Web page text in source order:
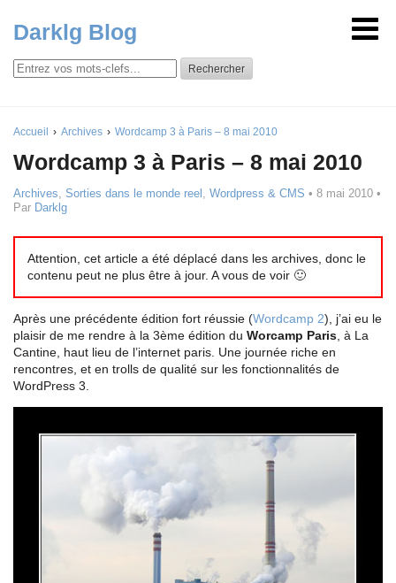
Darklg Blog
Rechercher
Accueil Archives Wordcamp 3 à Paris – 8 mai 2010
Wordcamp 3 à Paris – 8 mai 2010
Archives, Sorties dans le monde reel , Wordpress & CMS • 8 mai 2010 •
Par Darklg
Attention, cet article a été déplacé dans les archives, donc le
contenu peut ne plus être à jour. A vous de voir 🙂
Après une précédente édition fort réussie (Wordcamp 2), j’ai eu le
plaisir de me rendre à la 3ème édition du Worcamp Paris , à La
Cantine, haut lieu de l’internet paris. Une journée riche en
rencontres, et en trolls de qualité sur les fonctionnalités de
WordPress 3.